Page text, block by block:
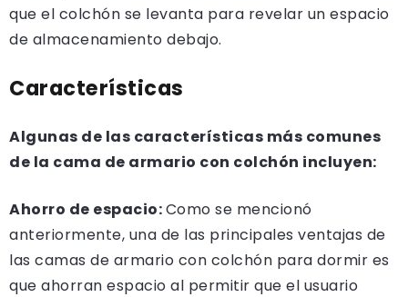
que el colchón se levanta para revelar un espacio
de almacenamiento debajo.
Características
Algunas de las características más comunes
de la cama de armario con colchón incluyen:
Ahorro de espacio:Como se mencionó
anteriormente, una de las principales ventajas de
las camas de armario con colchón para dormir es
que ahorran espacio al permitir que el usuario